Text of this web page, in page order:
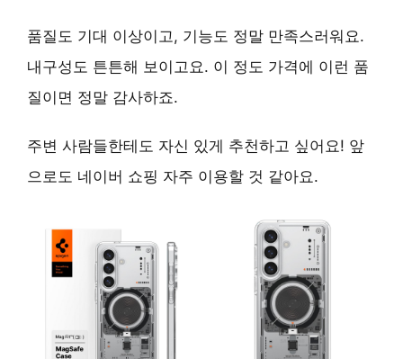
품질도 기대 이상이고, 기능도 정말 만족스러워요.
내구성도 튼튼해 보이고요. 이 정도 가격에 이런 품
질이면 정말 감사하죠.
주변 사람들한테도 자신 있게 추천하고 싶어요! 앞
으로도 네이버 쇼핑 자주 이용할 것 같아요.